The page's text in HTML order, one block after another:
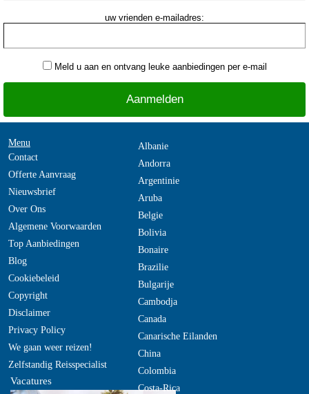
uw vrienden e-mailadres:
Meld u aan en ontvang leuke aanbiedingen per e-mail
Menu
Contact
Offerte Aanvraag
Nieuwsbrief
Over Ons
Algemene Voorwaarden
Top Aanbiedingen
Blog
Cookiebeleid
Copyright
Disclaimer
Privacy Policy
We gaan weer reizen!
Zelfstandig Reisspecialist
Vacatures
Albanie
Andorra
Argentinie
Aruba
Belgie
Bolivia
Bonaire
Brazilie
Bulgarije
Cambodja
Canada
Canarische Eilanden
China
Colombia
Costa-Rica